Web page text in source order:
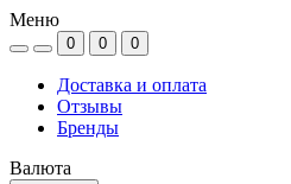
Меню
0 0 0
Доставка и оплата
Отзывы
Бренды
Валюта